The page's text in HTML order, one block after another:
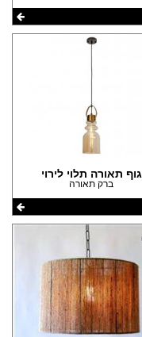
גוף תאורה תלוי לירוי
ברק תאורה